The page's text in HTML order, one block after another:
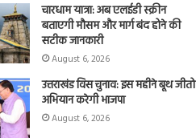
चारधाम यात्रा: अब एलईडी स्क्रीन
बताएगी मौसम और मार्ग बंद होने की
सटीक जानकारी
August 6, 2026
उत्तराखंड विस चुनाव: इस महीने बूथ जीतो
अभियान करेगी भाजपा
August 6, 2026